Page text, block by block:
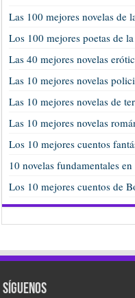
Las 100 mejores novelas de
Los 100 mejores poetas de
Las 40 mejores novelas
Las 10 mejores novelas
Las 10 mejores novelas de
Las 10 mejores novelas
Los 10 mejores cuentos
10 novelas fundamentales
Los 10 mejores cuentos de
Síguenos